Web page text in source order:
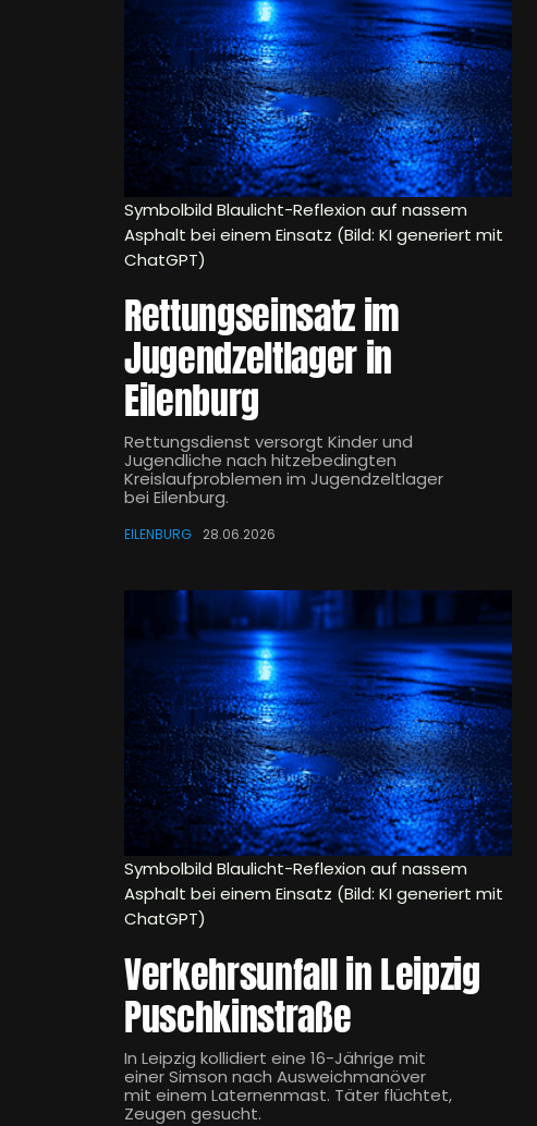
Symbolbild Blaulicht-Reflexion auf nassem
Asphalt bei einem Einsatz (Bild: KI generiert mit
ChatGPT)
Rettungseinsatz im
Jugendzeltlager in
Eilenburg
Rettungsdienst versorgt Kinder und
Jugendliche nach hitzebedingten
Kreislaufproblemen im Jugendzeltlager
bei Eilenburg.
EILENBURG 28.06.2026
Symbolbild Blaulicht-Reflexion auf nassem
Asphalt bei einem Einsatz (Bild: KI generiert mit
ChatGPT)
Verkehrsunfall in Leipzig
Puschkinstraße
In Leipzig kollidiert eine 16-Jährige mit
einer Simson nach Ausweichmanöver
mit einem Laternenmast. Täter flüchtet,
Zeugen gesucht.